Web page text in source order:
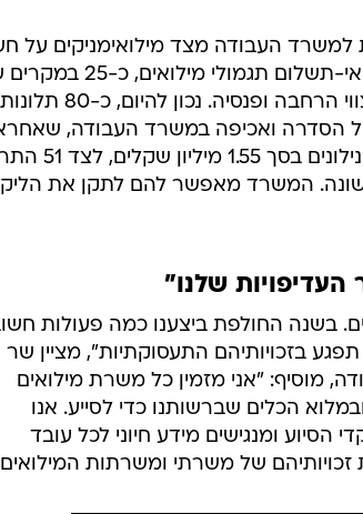
בשנה החולפת התקבלו כ-400 פניות למשרד העבודה מצד מילואימניקים
להפרות חוקי עבודה. מתוכן, כ-350 עסקו בעיכוב או אי-תשלום תגמולי
פיטורים לאחר חזרה מהשירות, וכ-20 באי-תשלום צווי הרחבה ופנסיה. נכון להיום, כ-80 תלונות
הסדרה ואכיפה במשרד העבודה,
אכיפת חוקי העבודה, הטיל סנקציות על
המשרד מאפשר להם לתקן את
שלנו"
בשנה החולפת ביצענו כמה פעולות
בזכויותיהם התעסוקתיות", מציין שר
מוסיף: "אני מזמין כל משרת מילואים
הכלים שברשותנו כדי לסייע. אנו
ומנגישים מידע חיוני לכל עובד
של משרתי ומשרתות